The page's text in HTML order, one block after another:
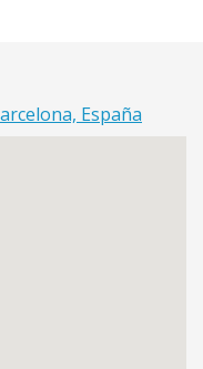
España